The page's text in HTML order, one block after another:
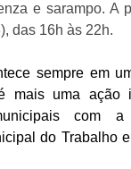
e sarampo. A
das 16h às 22h.
sempre em
mais uma ação
com a
do Trabalho